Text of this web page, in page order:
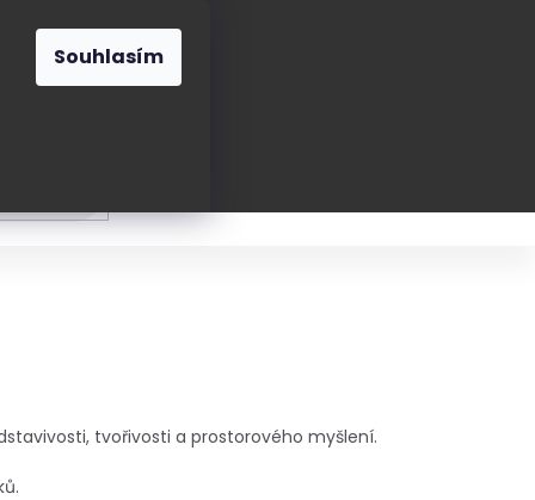
Souhlasím
tvořivosti a prostorového myšlení.